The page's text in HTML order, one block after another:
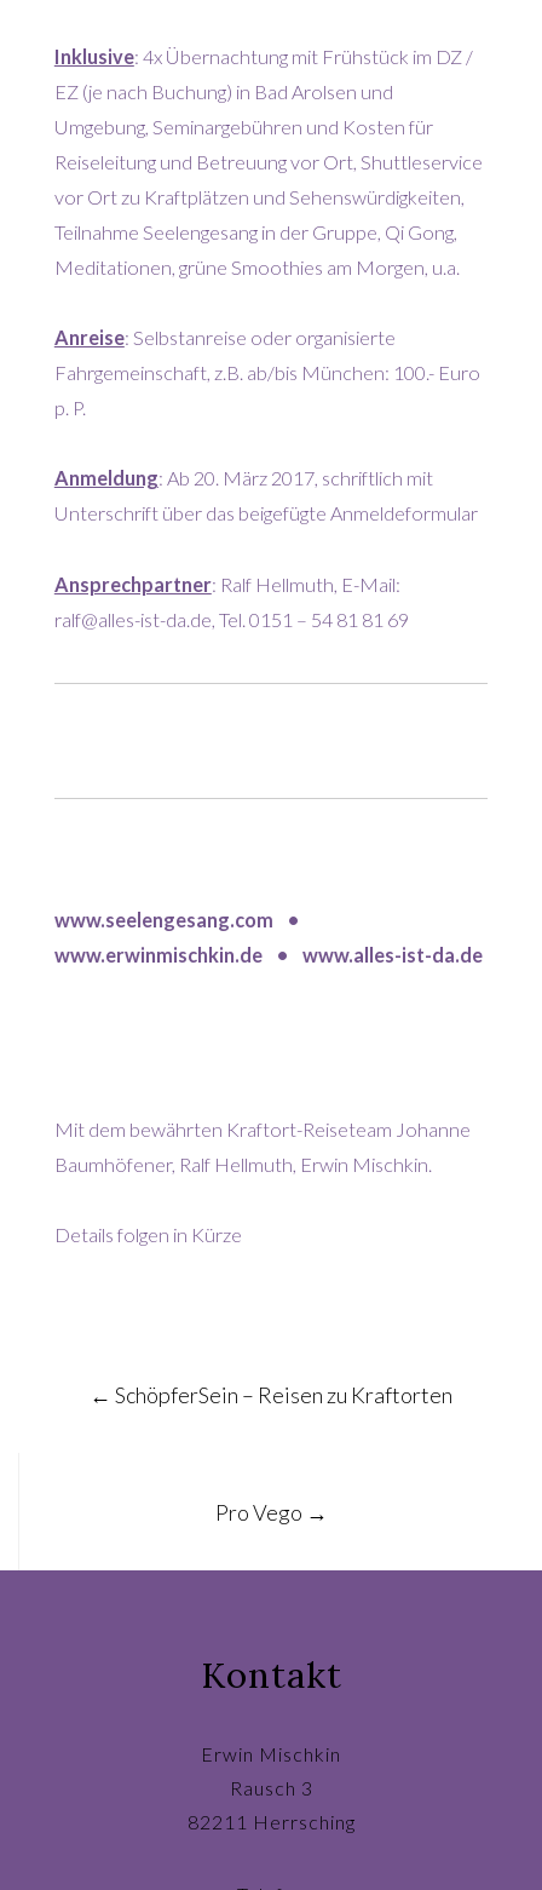
Inklusive: 4x Übernachtung mit Frühstück im DZ /
EZ (je nach Buchung) in Bad Arolsen und
Umgebung, Seminargebühren und Kosten für
Reiseleitung und Betreuung vor Ort, Shuttleservice
vor Ort zu Kraftplätzen und Sehenswürdigkeiten,
Teilnahme Seelengesang in der Gruppe, Qi Gong,
Meditationen, grüne Smoothies am Morgen, u.a.
Anreise: Selbstanreise oder organisierte
Fahrgemeinschaft, z.B. ab/bis München: 100.- Euro
p. P.
Anmeldung: Ab 20. März 2017, schriftlich mit
Unterschrift über das beigefügte Anmeldeformular
Ansprechpartner: Ralf Hellmuth, E-Mail:
ralf@alles-ist-da.de, Tel. 0151 – 54 81 81 69
www.seelengesang.com •
www.erwinmischkin.de • www.alles-ist-da.de
Mit dem bewährten Kraftort-Reiseteam Johanne
Baumhöfener, Ralf Hellmuth, Erwin Mischkin.
Details folgen in Kürze
← SchöpferSein – Reisen zu Kraftorten
Pro Vego →
Kontakt
Erwin Mischkin
Rausch 3
82211 Herrsching